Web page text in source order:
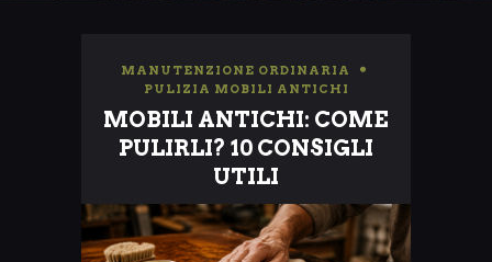
MANUTENZIONE ORDINARIA
PULIZIA MOBILI ANTICHI
MOBILI ANTICHI: COME
PULIRLI? 10 CONSIGLI
UTILI